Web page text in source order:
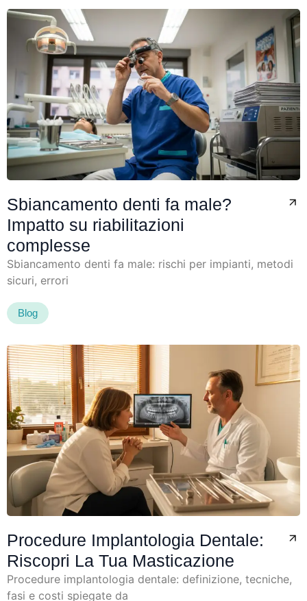
Sbiancamento denti fa male?
Impatto su riabilitazioni
complesse
Sbiancamento denti fa male: rischi per impianti, metodi
sicuri, errori
Blog
Procedure Implantologia Dentale:
Riscopri La Tua Masticazione
Procedure implantologia dentale: definizione, tecniche,
fasi e costi spiegate da